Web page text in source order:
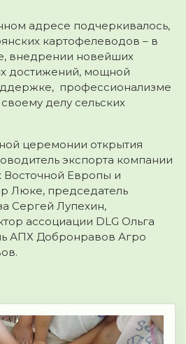
адресе подчеркивалось,
картофелеводов – в
внедрении новейших
достижений, мощной
профессионализме
делу сельских
церемонии открытия
экспорта компании
Европы и
Люке, председатель
Сергей Лупехин,
ассоциации DLG Ольга
АПХ Добронравов Агро